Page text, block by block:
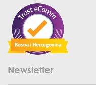
Newsletter